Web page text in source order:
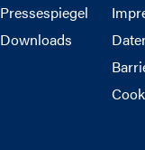
Pressespiegel
Downloads